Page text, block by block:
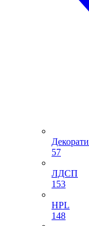
57
ЛДСП
153
HPL
148